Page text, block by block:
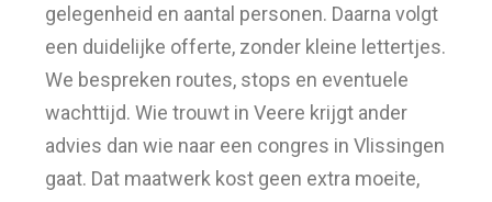
gelegenheid en aantal personen. Daarna volgt
een duidelijke offerte, zonder kleine lettertjes.
We bespreken routes, stops en eventuele
wachttijd. Wie trouwt in Veere krijgt ander
advies dan wie naar een congres in Vlissingen
gaat. Dat maatwerk kost geen extra moeite,